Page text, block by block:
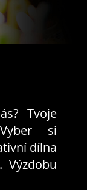
Tvoje
si
dílna
Výzdobu